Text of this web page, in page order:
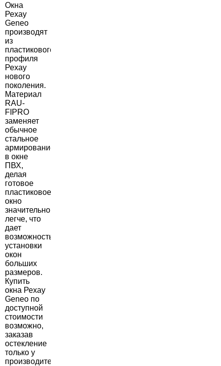
Окна
Рехау
Geneo
производят
из
пластикового
профиля
Рехау
нового
поколения.
Материал
RAU-
FIPRO
заменяет
обычное
стальное
армирование
в окне
ПВХ,
делая
готовое
пластиковое
окно
значительно
легче, что
дает
возможность
установки
окон
больших
размеров.
Купить
окна Рехау
Geneo по
доступной
стоимости
возможно,
заказав
остекление
только у
производителя.